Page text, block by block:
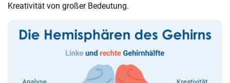
Kreativität von großer Bedeutung.